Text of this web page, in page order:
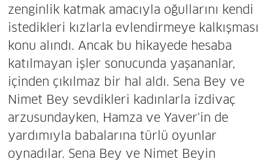
zenginlik katmak amacıyla oğullarını kendi
istedikleri kızlarla evlendirmeye kalkışması
konu alındı. Ancak bu hikayede hesaba
katılmayan işler sonucunda yaşananlar,
içinden çıkılmaz bir hal aldı. Sena Bey ve
Nimet Bey sevdikleri kadınlarla izdivaç
arzusundayken, Hamza ve Yaver'in de
yardımıyla babalarına türlü oyunlar
oynadılar. Sena Bey ve Nimet Beyin